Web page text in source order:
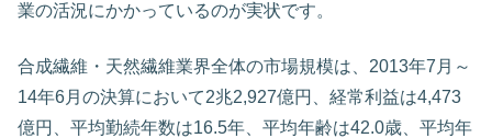
業の活況にかかっているのが実状です。
合成繊維・天然繊維業界全体の市場規模は、2013年7月～
14年6月の決算において2兆2,927億円、経常利益は4,473
億円、平均勤続年数は16.5年、平均年齢は42.0歳、平均年